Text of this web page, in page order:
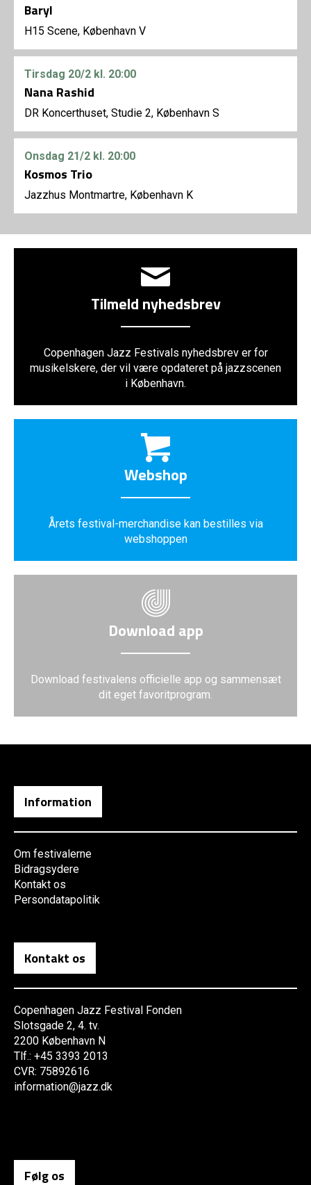
Baryl
H15 Scene, København V
Tirsdag 20/2 kl. 20:00
Nana Rashid
DR Koncerthuset, Studie 2, København S
Onsdag 21/2 kl. 20:00
Kosmos Trio
Jazzhus Montmartre, København K
Tilmeld nyhedsbrev
Copenhagen Jazz Festivals nyhedsbrev er for
musikelskere, der vil være opdateret på jazzscenen
i København.
Webshop
Årets festival-merchandise kan bestilles via
webshoppen
Download app
Download festivalens officielle app og sammensæt
dit eget favoritprogram.
Information
Om festivalerne
Bidragsydere
Kontakt os
Persondatapolitik
Kontakt os
Copenhagen Jazz Festival Fonden
Slotsgade 2, 4. tv.
2200 København N
Tlf.: +45 3393 2013
CVR: 75892616
information@jazz.dk
Følg os